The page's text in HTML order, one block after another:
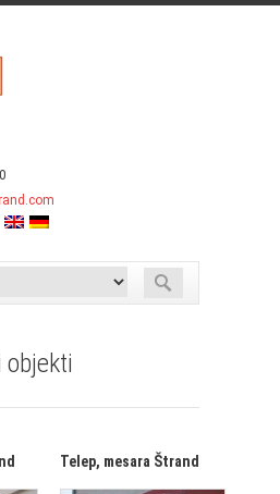
objekti
Telep, mesara Štrand